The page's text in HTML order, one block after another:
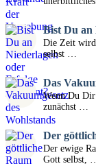
Bist Du an
Die Zeit wird
selbst …
Das
Wenn Du
zunächst …
Der
Der ewige
Gott selbst,